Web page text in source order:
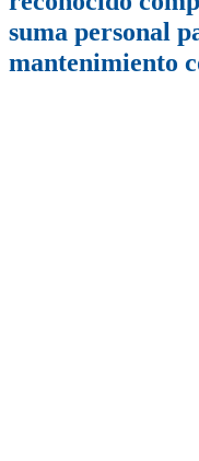
suma personal
mantenimiento